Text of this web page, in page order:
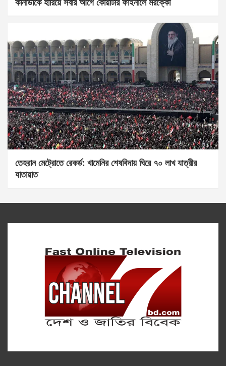
তেহরান মেট্রোতে রেকর্ড: খামেনির শেষবিদায় ঘিরে ৭০ লাখ যাত্রীর
যাতায়াত